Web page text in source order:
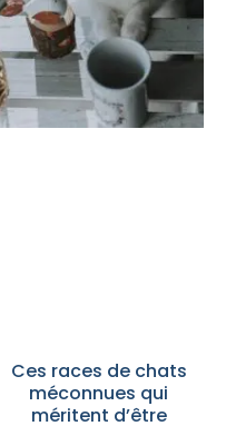
Ces races de chats
méconnues qui
méritent d’être